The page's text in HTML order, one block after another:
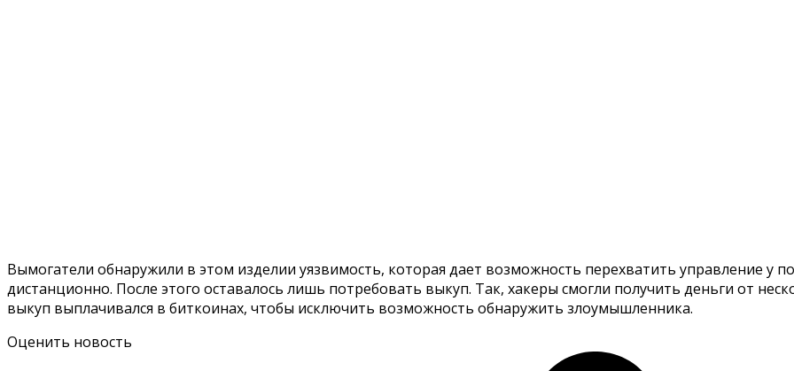
Вымогатели обнаружили в этом изделии уязвимость, которая дает возможность перехватить управление у
дистанционно. После этого оставалось лишь потребовать выкуп. Так, хакеры смогли получить деньги от
выкуп выплачивался в биткоинах, чтобы исключить возможность обнаружить злоумышленника.
Оценить новость